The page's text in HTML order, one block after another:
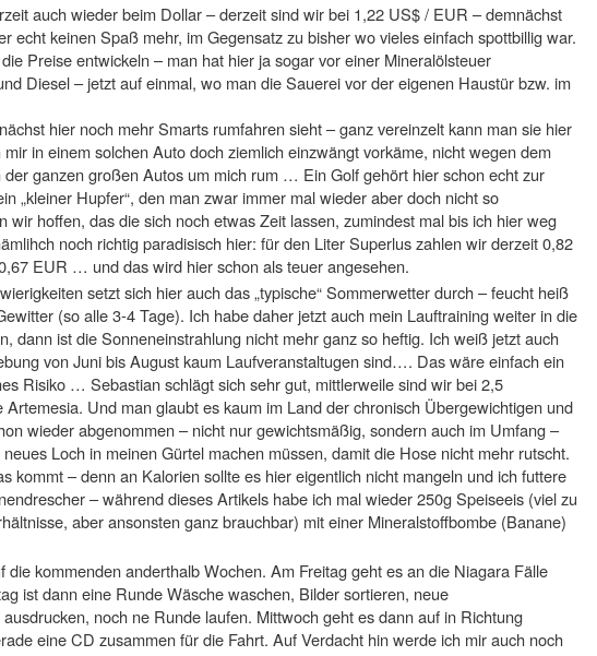
auch wieder beim Dollar – derzeit sind wir bei 1,22 US$ / EUR – demnächst
echt keinen Spaß mehr, im Gegensatz zu bisher wo vieles einfach spottbillig war.
Preise entwickeln – man hat hier ja sogar vor einer Mineralölsteuer
Diesel – jetzt auf einmal, wo man die Sauerei vor der eigenen Haustür bzw. im
hier noch mehr Smarts rumfahren sieht – ganz vereinzelt kann man sie hier
in einem solchen Auto doch ziemlich einzwängt vorkäme, nicht wegen dem
ganzen großen Autos um mich rum … Ein Golf gehört hier schon echt zur
„kleiner Hupfer“, den man zwar immer mal wieder aber doch nicht so
wir hoffen, das die sich noch etwas Zeit lassen, zumindest mal bis ich hier weg
noch richtig paradisisch hier: für den Liter Superlus zahlen wir derzeit 0,82
EUR … und das wird hier schon als teuer angesehen.
setzt sich hier auch das „typische“ Sommerwetter durch – feucht heiß
(so alle 3-4 Tage). Ich habe daher jetzt auch mein Lauftraining weiter in die
dann ist die Sonneneinstrahlung nicht mehr ganz so heftig. Ich weiß jetzt auch
von Juni bis August kaum Laufveranstaltugen sind…. Das wäre einfach ein
Risiko … Sebastian schlägt sich sehr gut, mittlerweile sind wir bei 2,5
Artemesia. Und man glaubt es kaum im Land der chronisch Übergewichtigen und
wieder abgenommen – nicht nur gewichtsmäßig, sondern auch im Umfang –
Loch in meinen Gürtel machen müssen, damit die Hose nicht mehr rutscht.
kommt – denn an Kalorien sollte es hier eigentlich nicht mangeln und ich futtere
– während dieses Artikels habe ich mal wieder 250g Speiseeis (viel zu
aber ansonsten ganz brauchbar) mit einer Mineralstoffbombe (Banane)
die kommenden anderthalb Wochen. Am Freitag geht es an die Niagara Fälle
ist dann eine Runde Wäsche waschen, Bilder sortieren, neue
noch ne Runde laufen. Mittwoch geht es dann auf in Richtung
eine CD zusammen für die Fahrt. Auf Verdacht hin werde ich mir auch noch